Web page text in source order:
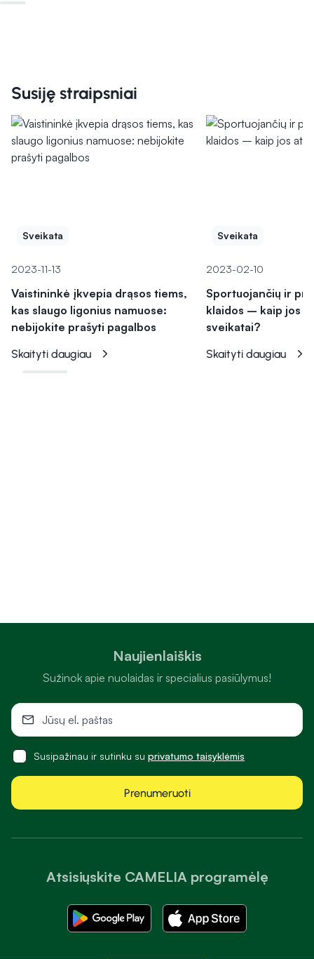
Susiję straipsniai
Sveikata
2023-11-13
Vaistininkė įkvepia drąsos tiems,
kas slaugo ligonius namuose:
nebijokite prašyti pagalbos
Skaityti daugiau
Sveikata
2023-02-10
Sportuojančių ir
klaidos – kaip jos
sveikatai?
Skaityti daugiau
Atsisiųskite CAMELIA programėlę
Naujienlaiškis
Sužinok apie nuolaidas ir specialius pasiūlymus!
Susipažinau ir sutinku su privatumo taisyklėmis
Prenumeruoti